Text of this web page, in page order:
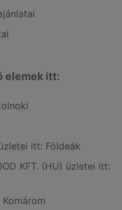
elemek itt:
itt: Földeák
KFT. (HU) üzletei itt: